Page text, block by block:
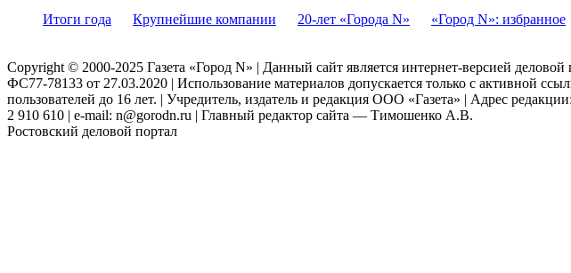
Итоги года
Крупнейшие компании 20-лет «Города N» «Город N»: избранное
Copyright © 2000-2025 Газета «Город N» | Данный сайт является интернет-версией
ФС77-78133 от 27.03.2020 | Использование материалов допускается только с активной
пользователей до 16 лет. | Учредитель, издатель и редакция ООО «Газета» | Адрес
2 910 610 | e-mail: n@gorodn.ru | Главный редактор сайта — Тимошенко А.В.
Ростовский деловой портал